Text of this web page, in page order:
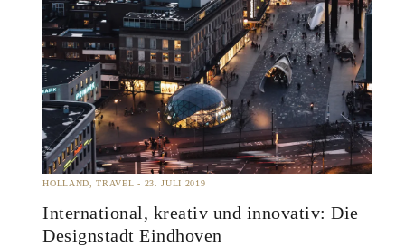
HOLLAND TRAVEL 23. JULI 2019
International, kreativ und innovativ: Die
Designstadt Eindhoven